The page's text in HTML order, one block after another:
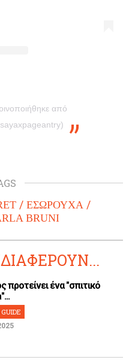
από
ΕΣΩΡΟΥΧΑ
BRUNI
προτείνει ένα "σπιτικό